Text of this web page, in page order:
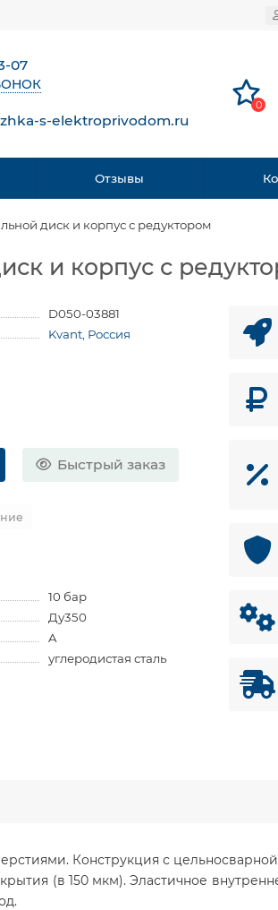
07
s-elektroprivodom.ru
0
Отзывы
диск и корпус с редуктором
и корпус с
D050-03881
Kvant, Россия
Быстрый заказ
10 бар
Ду350
A
углеродистая сталь
Конструкция с цельносварной
(в 150 мкм). Эластичное